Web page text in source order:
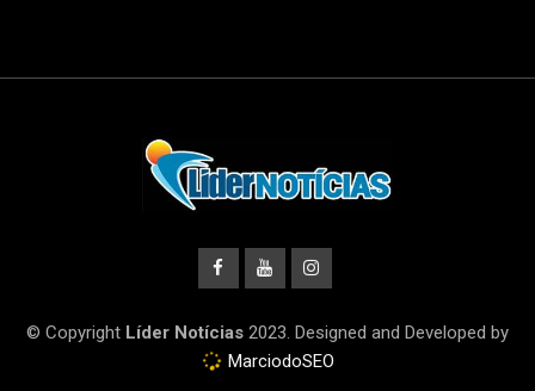
© Copyright Líder Notícias 2023. Designed and Developed by
MarciodoSEO